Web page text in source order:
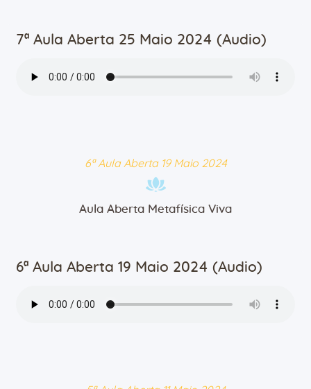
7ª Aula Aberta 25 Maio 2024 (Audio)
6ª Aula Aberta 19 Maio 2024
Aula Aberta Metafísica Viva
6ª Aula Aberta 19 Maio 2024 (Audio)